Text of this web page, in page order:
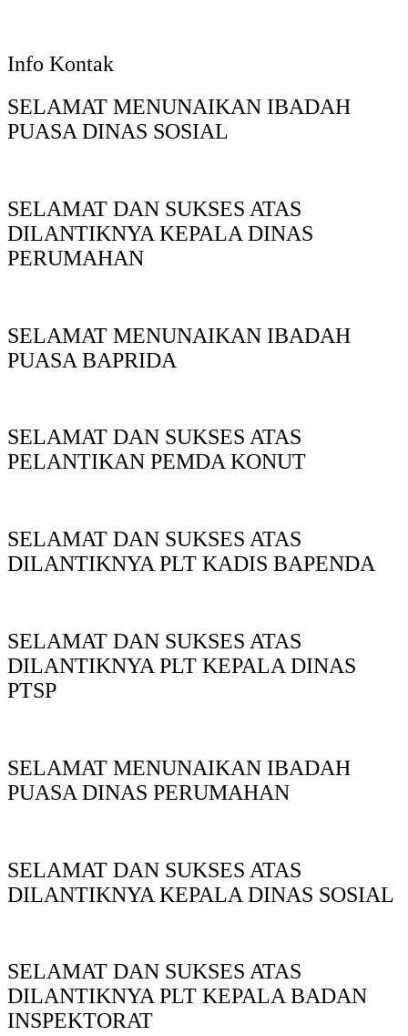
Info Kontak
SELAMAT MENUNAIKAN IBADAH
PUASA DINAS SOSIAL
SELAMAT DAN SUKSES ATAS
DILANTIKNYA KEPALA DINAS
PERUMAHAN
SELAMAT MENUNAIKAN IBADAH
PUASA BAPRIDA
SELAMAT DAN SUKSES ATAS
PELANTIKAN PEMDA KONUT
SELAMAT DAN SUKSES ATAS
DILANTIKNYA PLT KADIS BAPENDA
SELAMAT DAN SUKSES ATAS
DILANTIKNYA PLT KEPALA DINAS
PTSP
SELAMAT MENUNAIKAN IBADAH
PUASA DINAS PERUMAHAN
SELAMAT DAN SUKSES ATAS
DILANTIKNYA KEPALA DINAS SOSIAL
SELAMAT DAN SUKSES ATAS
DILANTIKNYA PLT KEPALA BADAN
INSPEKTORAT